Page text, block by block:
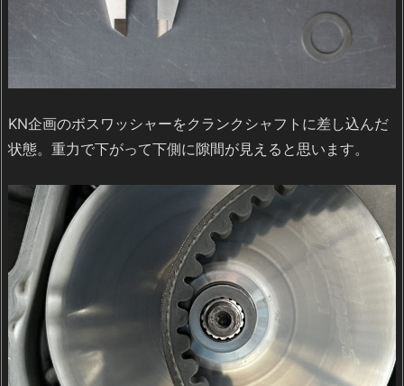
KN企画のボスワッシャーをクランクシャフトに差し込んだ
状態。重力で下がって下側に隙間が見えると思います。